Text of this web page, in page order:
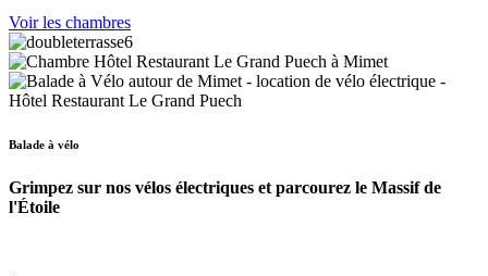
Voir les chambres
Balade à vélo
Grimpez sur nos vélos électriques et parcourez le Massif de
l'Étoile